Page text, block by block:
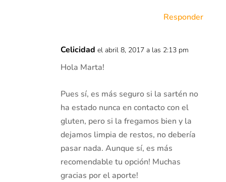
Responder
Celicidad el abril 8, 2017 a las 2:13 pm
Hola Marta!
Pues sí, es más seguro si la sartén no
ha estado nunca en contacto con el
gluten, pero si la fregamos bien y la
dejamos limpia de restos, no debería
pasar nada. Aunque sí, es más
recomendable tu opción! Muchas
gracias por el aporte!